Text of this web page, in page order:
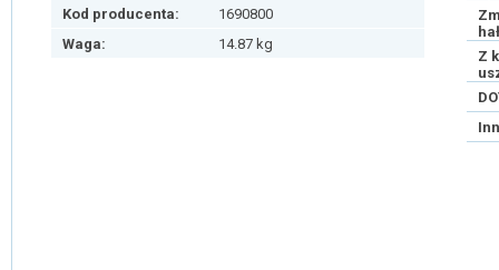
Kod producenta:
1690800
Waga:
14.87 kg
Z